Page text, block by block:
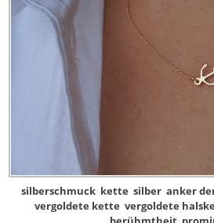
silberschmuck kette silber anker
vergoldete kette vergoldete